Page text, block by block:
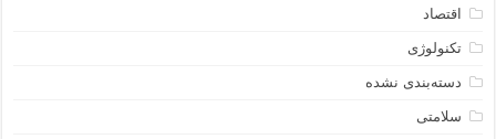
اقتصاد
تکنولوژی
دسته‌بندی نشده
سلامتی